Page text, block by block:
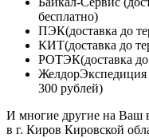
бесплатно)
ПЭК(доставка до
КИТ(доставка до
РОТЭК(доставка до
ЖелдорЭкспедиция
300 рублей)
И многие другие на Ваш
в г. Киров Кировской